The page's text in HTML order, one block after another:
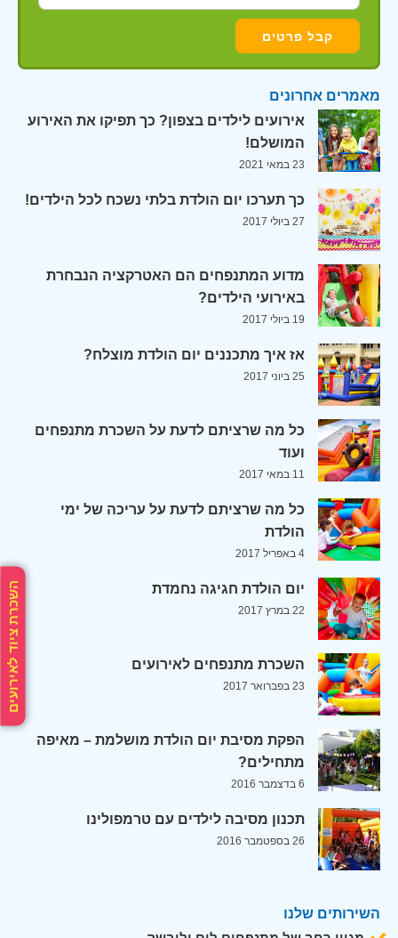
השכרת ציוד לאירועים
מאמרים אחרונים
אירועים לילדים בצפון? כך תפיקו את האירוע
המושלם!
23 במאי 2021
כך תערכו יום הולדת בלתי נשכח לכל הילדים!
27 ביולי 2017
מדוע המתנפחים הם האטרקציה הנבחרת
באירועי הילדים?
19 ביולי 2017
אז איך מתכננים יום הולדת מוצלח?
25 ביוני 2017
כל מה שרציתם לדעת על השכרת מתנפחים
ועוד
11 במאי 2017
כל מה שרציתם לדעת על עריכה של ימי
הולדת
4 באפריל 2017
יום הולדת חגיגה נחמדת
22 במרץ 2017
השכרת מתנפחים לאירועים
23 בפברואר 2017
הפקת מסיבת יום הולדת מושלמת – מאיפה
מתחילים?
6 בדצמבר 2016
תכנון מסיבה לילדים עם טרמפולינו
26 בספטמבר 2016
השירותים שלנו